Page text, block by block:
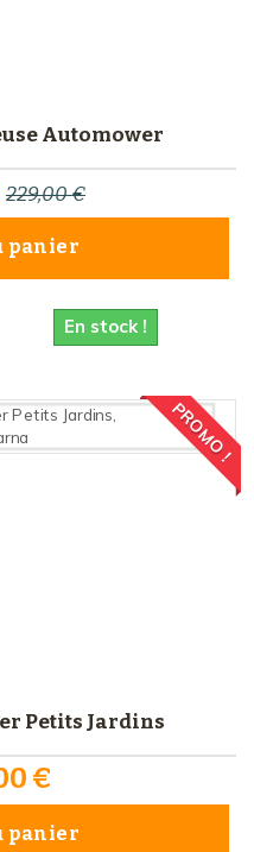
Automower
229,00 €
panier
En stock !
PROMO !
Petits Jardins
€
panier